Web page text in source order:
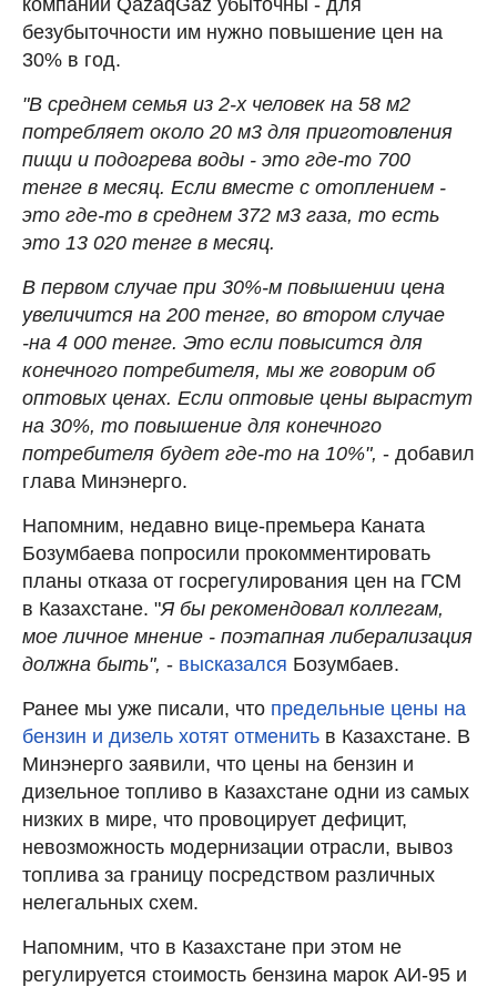
безубыточности им нужно повышение цен на
30% в год.
"В среднем семья из 2-х человек на 58 м2
потребляет около 20 м3 для приготовления
пищи и подогрева воды - это где-то 700
тенге в месяц. Если вместе с отоплением -
это где-то в среднем 372 м3 газа, то есть
это 13 020 тенге в месяц.
В первом случае при 30%-м повышении цена
увеличится на 200 тенге, во втором случае
-на 4 000 тенге. Это если повысится для
конечного потребителя, мы же говорим об
оптовых ценах. Если оптовые цены вырастут
на 30%, то повышение для конечного
потребителя будет где-то на 10%", - добавил
глава Минэнерго.
Напомним, недавно вице-премьера Каната
Бозумбаева попросили прокомментировать
планы отказа от госрегулирования цен на ГСМ
в Казахстане. "Я бы рекомендовал коллегам,
мое личное мнение - поэтапная либерализация
должна быть", - высказался Бозумбаев.
Ранее мы уже писали, что предельные цены на
бензин и дизель хотят отменить в Казахстане. В
Минэнерго заявили, что цены на бензин и
дизельное топливо в Казахстане одни из самых
низких в мире, что провоцирует дефицит,
невозможность модернизации отрасли, вывоз
топлива за границу посредством различных
нелегальных схем.
Напомним, что в Казахстане при этом не
регулируется стоимость бензина марок АИ-95 и